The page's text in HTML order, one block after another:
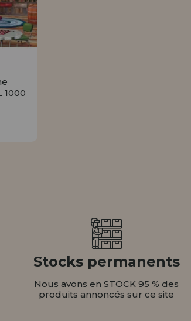
1000
Stocks permanents
Nous avons en STOCK 95 % des
produits annoncés sur ce site